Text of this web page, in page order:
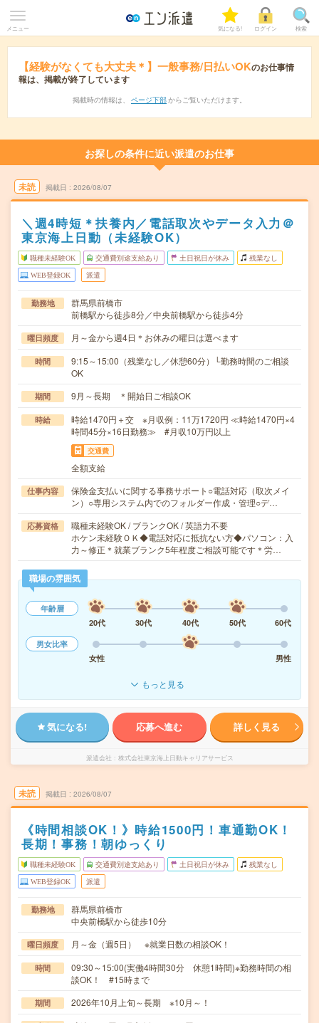
メニュー 気になる! ログイン 検索
【経験がなくても大丈夫＊】一般事務/日払いOKのお仕事情
報は、掲載が終了しています
掲載時の情報は、 ページ下部 からご覧いただけます。
お探しの条件に近い派遣のお仕事
未読 掲載日 2026/08/07
＼週4時短＊扶養内／電話取次やデータ入力＠
東京海上日動（未経験OK）
職種未経験OK 交通費別途支給あり 土日祝日が休み 残業なし
WEB登録OK 派遣
勤務地
群馬県前橋市
前橋駅から徒歩8分／中央前橋駅から徒歩4分
曜日頻度 月～金から週4日＊お休みの曜日は選べます
時間
9:15～15:00（残業なし／休憩60分）└勤務時間のご相談
OK
期間 9月～長期 ＊開始日ご相談OK
時給
時給1470円＋交 ※月収例：11万1720円 ≪時給1470円×4
時間45分×16日勤務≫ #月収10万円以上
交通費
全額支給
仕事内容
保険金支払いに関する事務サポート○電話対応（取次メイ
ン）○専用システム内でのフォルダー作成・管理○デ…
応募資格
職種未経験OK / ブランクOK / 英語力不要
ホケン未経験ＯＫ◆電話対応に抵抗ない方◆パソコン：入
力～修正＊就業ブランク5年程度ご相談可能です＊労…
職場の雰囲気
年齢層
20代
30代 40代 50代
60代
男女比率
女性
男性
もっと見る
気になる! 応募へ進む 詳しく見る
派遣会社 株式会社東京海上日動キャリアサービス
未読 掲載日 2026/08/07
《時間相談OK！》時給1500円！車通勤OK！
長期！事務！朝ゆっくり
職種未経験OK 交通費別途支給あり 土日祝日が休み 残業なし
WEB登録OK 派遣
勤務地
群馬県前橋市
中央前橋駅から徒歩10分
曜日頻度 月～金（週5日） ※就業日数の相談OK！
時間
09:30～15:00(実働4時間30分 休憩1時間)※勤務時間の相
談OK！ #15時まで
期間 2026年10月上旬～長期 ※10月～！